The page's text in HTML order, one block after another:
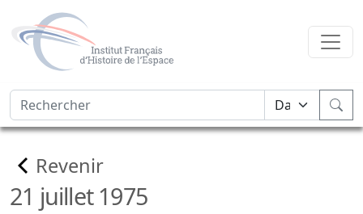
Revenir
21 juillet 1975